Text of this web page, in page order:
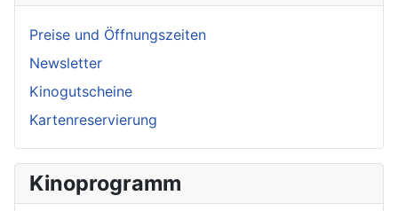
Preise und Öffnungszeiten
Newsletter
Kinogutscheine
Kartenreservierung
Kinoprogramm